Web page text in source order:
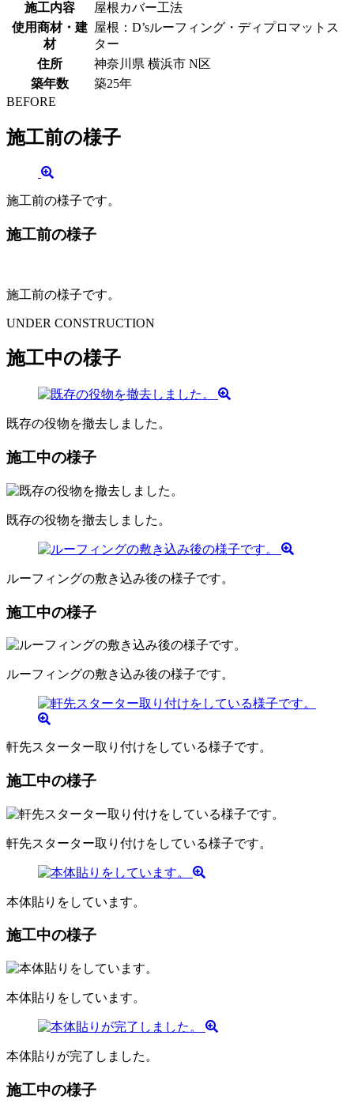
施工内容
屋根カバー工法
使用商材・建
材
屋根：D’sルーフィング・ディプロマットス
ター
住所
神奈川県 横浜市 N区
築年数
築25年
BEFORE
施工前の様子
施工前の様子です。
施工前の様子
施工前の様子です。
UNDER CONSTRUCTION
施工中の様子
既存の役物を撤去しました。
施工中の様子
既存の役物を撤去しました。
ルーフィングの敷き込み後の様子です。
施工中の様子
ルーフィングの敷き込み後の様子です。
軒先スターター取り付けをしている様子です。
施工中の様子
軒先スターター取り付けをしている様子です。
本体貼りをしています。
施工中の様子
本体貼りをしています。
本体貼りが完了しました。
施工中の様子